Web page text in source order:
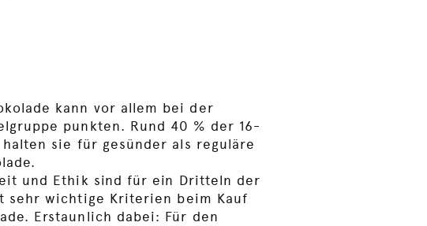
kann vor allem bei der
punkten. Rund 40 % der 16-
sie für gesünder als reguläre
und Ethik sind für ein Dritteln der
sehr wichtige Kriterien beim Kauf
Erstaunlich dabei: Für den